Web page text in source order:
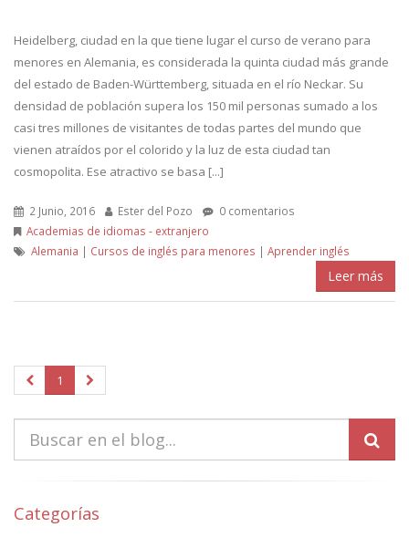
Heidelberg, ciudad en la que tiene lugar el curso de verano para
menores en Alemania, es considerada la quinta ciudad más grande
del estado de Baden-Württemberg, situada en el río Neckar. Su
densidad de población supera los 150 mil personas sumado a los
casi tres millones de visitantes de todas partes del mundo que
vienen atraídos por el colorido y la luz de esta ciudad tan
cosmopolita. Ese atractivo se basa [...]
2 Junio, 2016 Ester del Pozo
0 comentarios
Academias de idiomas - extranjero
Alemania | Cursos de inglés para menores | Aprender inglés
Leer más
1
Categorías